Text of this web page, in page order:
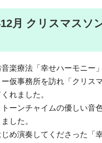
月 クリスマスソ
楽療法「幸せハーモニー
仮事務所を訪れ「クリス
れました。
ーンチャイムの優しい音
した。
め演奏してくださった「